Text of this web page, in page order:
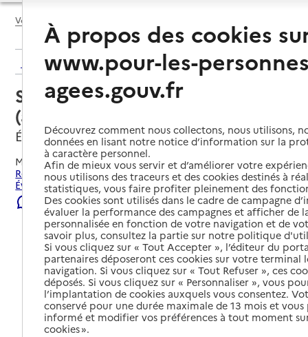
Voir le fil d’Ariane
Retour aux résultats de l'annuaire
Service autonomie à domicile
(aide) – APF France Handicap
Évreux, EURE
Mis à jour le22/07/2026
Rechercher les établissements et services autour de
Évreux.
Signaler une erreur
À propos des cookies
www.pour-les-
agees.gouv.fr
Découvrez comment nous collectons, nous utilisons,
données en lisant notre notice d’information sur la
à caractère personnel.
Afin de mieux vous servir et d’améliorer votre
nous utilisons des traceurs et des cookies destinés à
statistiques, vous faire profiter pleinement des
Des cookies sont utilisés dans le cadre de campagne
évaluer la performance des campagnes et afficher de
personnalisée en fonction de votre navigation et de
savoir plus, consultez la partie sur notre politique
Si vous cliquez sur « Tout Accepter », l’éditeur du
partenaires déposeront ces cookies sur votre terminal
navigation. Si vous cliquez sur « Tout Refuser », ces
déposés. Si vous cliquez sur « Personnaliser », vous
l’implantation de cookies auxquels vous consentez.
conservé pour une durée maximale de 13 mois et
informé et modifier vos préférences à tout moment
cookies ».